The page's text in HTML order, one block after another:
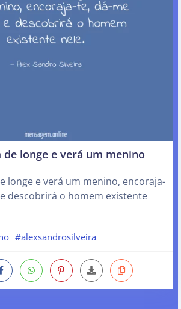
longe e verá um menino
longe e verá um menino, encoraja-
descobrirá o homem existente
#alexsandrosilveira